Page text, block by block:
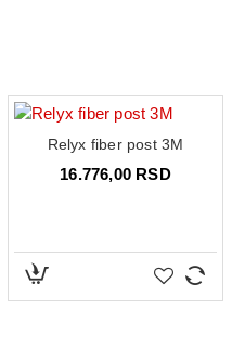
Relyx fiber post 3M
16.776,00 RSD